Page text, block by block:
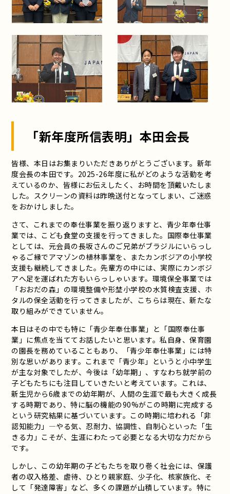
「新年度所信表明」本田会長
皆様、本日はお集まりいただきありがとうございます。新年
度会長の本田です。2025-26年度に私がどのような活動を考
えているのか、皆様にお伝えしたく、お時間を頂戴いたしま
した。スクリーンの資料は昨晩送付となってしまい、ご迷惑
をおかけしました。
さて、これまでの奉仕事業を振り返りますと、青少年奉仕事
業では、こども食堂の支援を行ってきました。国際奉仕事業
としては、元会員の長坂さんのご兄弟がブラジルにいらっし
ゃるご縁でアマゾンの植林事業を、またカンボジアの小学校
支援も継続してきました。先輩方の中には、実際にカンボジ
アへ足を運ばれた方もいらっしゃいます。環境保全事業では
「おおだの森」の環境整備や形埜小学校の水質検査支援、ホ
タルの保全活動を行ってきましたが、こちらは現在、新たな
取り組みができていません。
本日はその中でも特に「青少年奉仕事業」と「国際奉仕事
業」に焦点を当ててお話したいと思います。私自身、保育園
の園長を務めていることもあり、「青少年奉仕事業」には特
別な思いがあります。これまで「青少年」というと小中学生
が主な対象でしたが、今後は「幼年期」、すなわち就学前の
子どもたちにも注目していきたいと考えています。これは、
新生児から6歳までの幼年期が、人間の生涯で最も大きく成長
する時期であり、特に脳の機能の90%がこの時期に完成する
という研究結果に基づいています。この時期に培われる「非
認知能力」—やる気、忍耐力、協調性、自制心といった「生
きる力」こそが、生涯にわたって必要となる大切な力だから
です。
しかし、この幼年期の子どもたちを取り巻く社会には、保護
者の収入格差、虐待、ひとり親家庭、少子化、核家族化、そ
して「発達障害」など、多くの課題が山積しています。特に